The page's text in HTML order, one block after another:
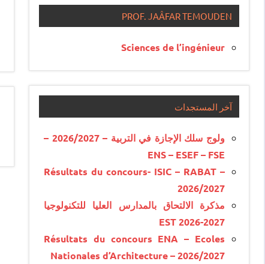
PROF. JAÂFAR TEMOUDEN
Sciences de l’ingénieur
آخر المستجدات
ولوج سلك الإجازة في التربية – 2026/2027 –
ENS – ESEF – FSE
Résultats du concours- ISIC – RABAT –
2026/2027
مذكرة الالتحاق بالمدارس العليا للتكنولوجيا
EST 2026-2027
Résultats du concours ENA – Ecoles
Nationales d’Architecture – 2026/2027